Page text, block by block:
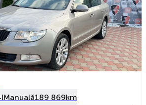
Manuală189 869km